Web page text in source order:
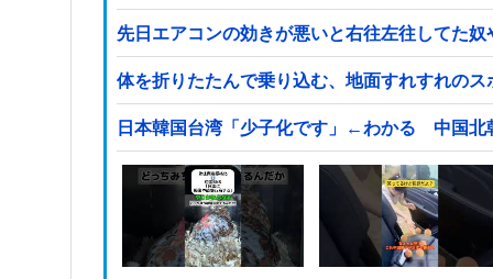
先日エアコンの効きが悪いと右往左往してた奴
体を折りたたんで乗り込む、地面すれすれの
日本韓国台湾「少子化です」←わかる 中国北